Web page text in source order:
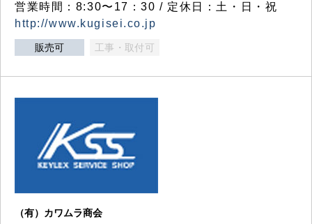
営業時間：8:30〜17：30 / 定休日：土・日・祝
http://www.kugisei.co.jp
販売可 工事・取付可
（有）カワムラ商会